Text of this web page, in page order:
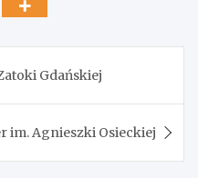
Gdańskiej
im. Agnieszki Osieckiej